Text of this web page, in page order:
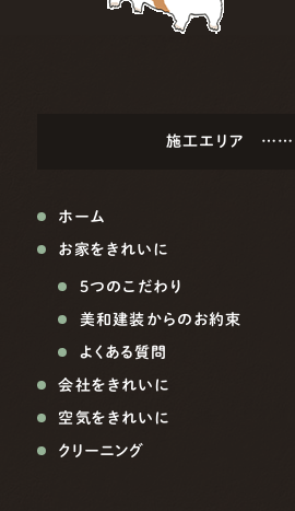
施工エリア
ホーム
お家をきれいに
5つのこだわり
美和建装からのお約束
よくある質問
会社をきれいに
空気をきれいに
クリーニング